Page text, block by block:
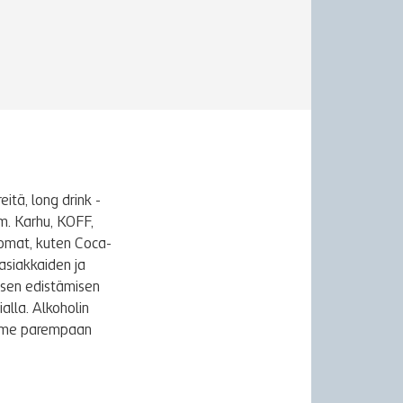
long drink -
Karhu, KOFF,
kuten Coca-
ja
edistämisen
Alkoholin
parempaan